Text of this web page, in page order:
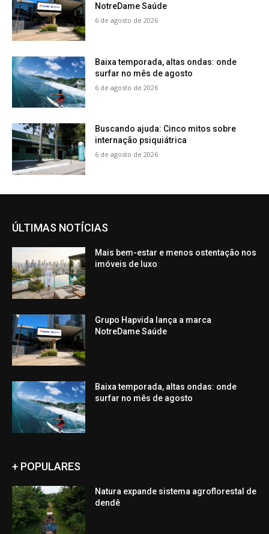
NotreDame Saúde
6 de agosto de 2026
Baixa temporada, altas ondas: onde
surfar no mês de agosto
6 de agosto de 2026
Buscando ajuda: Cinco mitos sobre
internação psiquiátrica
6 de agosto de 2026
ÚLTIMAS NOTÍCIAS
Mais bem-estar e menos ostentação nos
imóveis de luxo
Grupo Hapvida lança a marca
NotreDame Saúde
Baixa temporada, altas ondas: onde
surfar no mês de agosto
+ POPULARES
Natura expande sistema agroflorestal de
dendê